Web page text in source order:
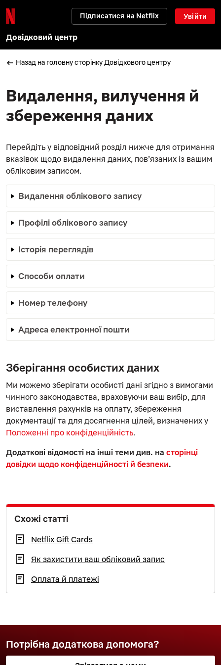
Підписатися на Netflix Увійти
Довідковий центр
Назад на головну сторінку Довідкового центру
Видалення, вилучення й
збереження даних
Перейдіть у відповідний розділ нижче для отримання
вказівок щодо видалення даних, пов’язаних із вашим
обліковим записом.
Видалення облікового запису
Профілі облікового запису
Історія переглядів
Способи оплати
Номер телефону
Адреса електронної пошти
Зберігання особистих даних
Ми можемо зберігати особисті дані згідно з вимогами
чинного законодавства, враховуючи ваш вибір, для
виставлення рахунків на оплату, збереження
документації та для досягнення цілей, визначених у
Положенні про конфіденційність.
Додаткові відомості на інші теми див. на сторінці
довідки щодо конфіденційності й безпеки.
Схожі статті
Netflix Gift Cards
Як захистити ваш обліковий запис
Оплата й платежі
Потрібна додаткова допомога?